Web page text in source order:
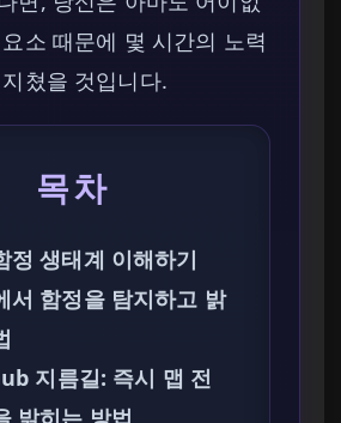
소 때문에 몇 시간의 노력
쳤을 것입니다.
목차
정 생태계 이해하기
서 함정을 탐지하고 밝
지름길: 즉시 맵 전
밝히는 방법